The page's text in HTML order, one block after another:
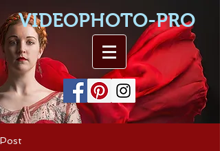
VIDEOPHOTO-PRO
Post